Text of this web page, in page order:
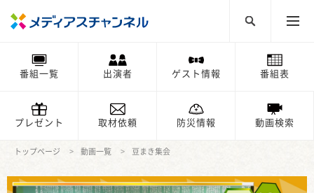
番組一覧 出演者 ゲスト情報 番組表
プレゼント 取材依頼 防災情報 動画検索
トップページ 動画一覧 豆まき集会